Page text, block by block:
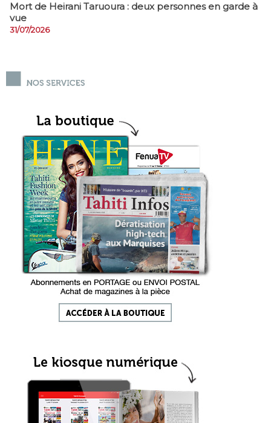
Mort de Heirani Taruoura : deux personnes en garde à
vue
31/07/2026